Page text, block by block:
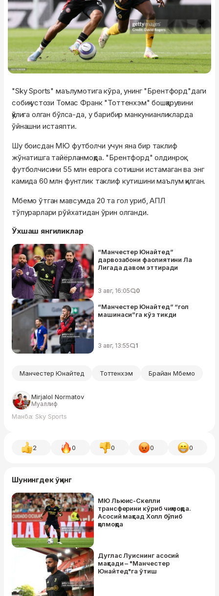
"Sky Sports" маълумотига кўра, унинг "Брентфорд"даги
собиқ устози Томас Франк "Тоттенхэм" бошқарувини
қўлига олган бўлса-да, у барибир манкунианликларда
ўйнашни истаяпти.
Шу боисдан МЮ футболчи учун яна бир таклиф
жўнатишга тайёрланмоқда. "Брентфорд" олдинроқ
футболчисини 55 млн еврога сотишни истамаган ва энг
камида 60 млн фунтлик таклиф кутишини маълум қилган.
Мбемо ўтган мавсумда 20 та гол уриб, АПЛ
тўпурарлари рўйхатидан ўрин олганди.
Ўхшаш янгиликлар
“Манчестер Юнайтед”
дарвозабони фаолиятини Ла
Лигада давом эттиради
3 авг, 16:05 0
“Манчестер Юнайтед” “гол
машинаси”га кўз тикди
3 авг, 13:55 1
Манчестер Юнайтед Тоттенхэм Брайан Мбемо
Mirjalol Normatov
Муаллиф
Манба: Sky Sports
2 0 0 0 0
Шунингдек ўқинг
МЮ Льюис-Скелли
трансферини кўриб чиқмоқда.
Асосий мақсад Холл бўлиб
қолмоқда
Дуглас Луиснинг асосий
мақсади – "Манчестер
Юнайтед"га ўтиш